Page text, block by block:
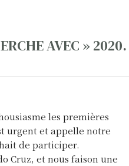
AVEC » 2020.
les premières
urgent et appelle notre
de participer.
Cruz, et nous faison une